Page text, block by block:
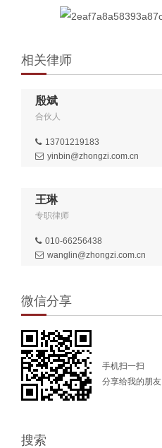
相关律师
殷斌
合伙人
13701219183
yinbin@zhongzi.com.cn
王琳
专职律师
010-66256438
wanglin@zhongzi.com.cn
微信分享
手机扫一扫
分享给我的朋友
搜索